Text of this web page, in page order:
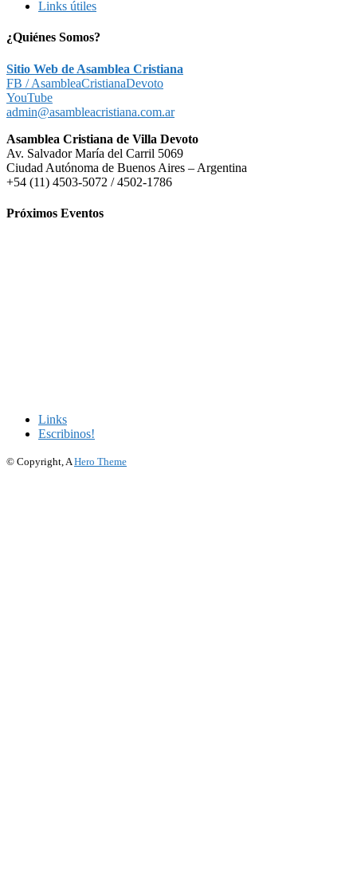
Links útiles
¿Quiénes Somos?
Sitio Web de Asamblea Cristiana
FB / AsambleaCristianaDevoto
YouTube
admin@asambleacristiana.com.ar
Asamblea Cristiana de Villa Devoto
Av. Salvador María del Carril 5069
Ciudad Autónoma de Buenos Aires – Argentina
+54 (11) 4503-5072 / 4502-1786
Próximos Eventos
Links
Escribinos!
© Copyright, AHero Theme